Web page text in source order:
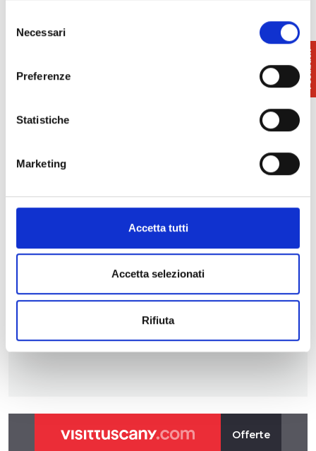
delNecessari
Preferenze
Statistiche
Marketing
Accetta tutti
Accetta selezionati
Rifiuta
Info e prenotazioni
0571-81629 o 0571-83758
info@giallomare.it